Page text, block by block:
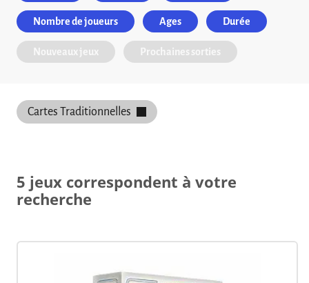
Nombre de joueurs Ages Durée
Nouveaux jeux Prochaines sorties
Cartes Traditionnelles
5 jeux correspondent à votre
recherche